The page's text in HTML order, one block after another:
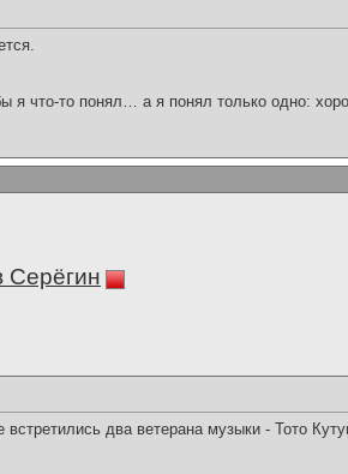
я что-то понял… а я понял только одно:
Серёгин
два ветерана музыки - Тото